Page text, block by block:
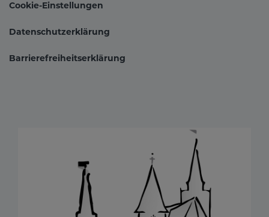
Cookie-Einstellungen
Datenschutzerklärung
Barrierefreiheitserklärung